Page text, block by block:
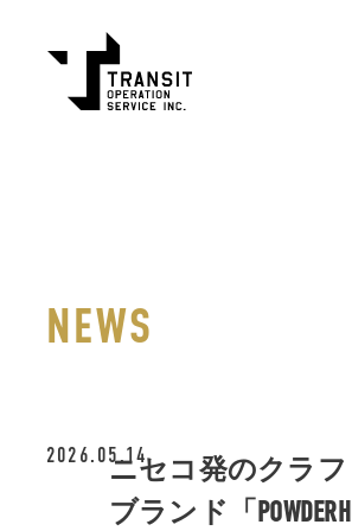
NEWS
2026.05.14
ニセコ発のクラ
ブランド「